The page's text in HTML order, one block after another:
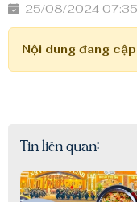
25/08/2024 07:35
Nội dung đang
Tin liên quan: